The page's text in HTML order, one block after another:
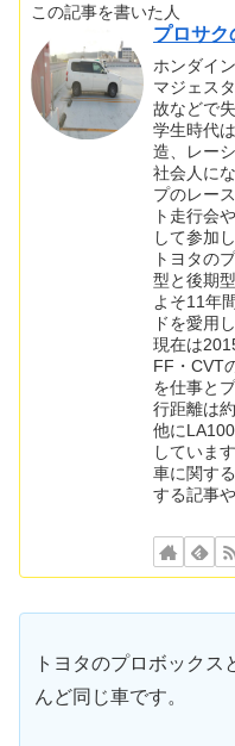
この記事を書いた人
プロサク
ホンダイ
マジェス
故などで
学生時代
造、レー
社会人に
プのレー
ト走行会
して参加
トヨタの
型と後期
よそ11年
ドを愛用
現在は
FF・CVT
を仕事と
行距離は
他に
しています
車に関す
する記事
トヨタのプロボックス
んど同じ車です。